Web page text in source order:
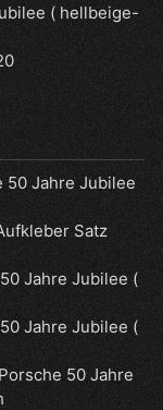
( hellbeige-
50 Jahre Jubilee
Satz
Jahre Jubilee (
Jahre Jubilee (
50 Jahre